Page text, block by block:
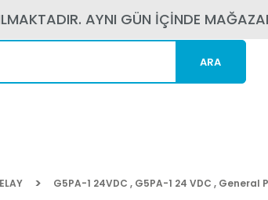
AYNI GÜN İÇİNDE
ARA
G5PA-1 24VDC , G5PA-1 24 VDC , General